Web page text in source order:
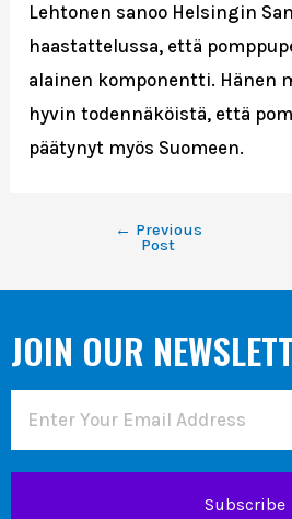
Lehtonen sanoo Helsingin
haastattelussa, että
alainen komponentti. Hänen
hyvin todennäköistä, että
päätynyt myös Suomeen.
← Previous
Post
JOIN OUR
Subscribe